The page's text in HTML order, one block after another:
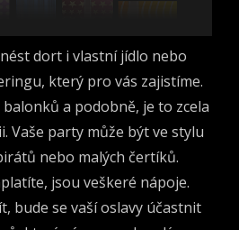
dort i vlastní jídlo nebo
který pro vás zajistíme.
a podobně, je to zcela
Vaše party může být ve stylu
nebo malých čertíků.
jsou veškeré nápoje.
bude se vaší oslavy účastnit